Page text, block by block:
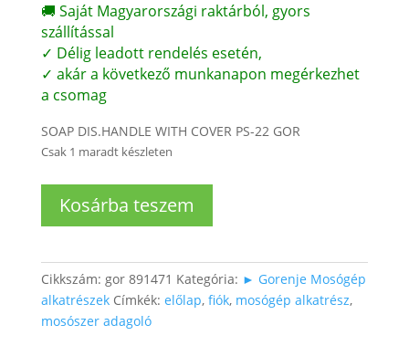
🚚 Saját Magyarországi raktárból, gyors
szállítással
✓ Délig leadott rendelés esetén,
✓ akár a következő munkanapon megérkezhet
a csomag
SOAP DIS.HANDLE WITH COVER PS-22 GOR
Csak 1 maradt készleten
Mosógép
mosószerfiók
Kosárba teszem
Cikkszám: gor 891471 Kategória: ► Gorenje Mosógép
alkatrészek Címkék: előlap, fiók, mosógép alkatrész,
mosószer adagoló